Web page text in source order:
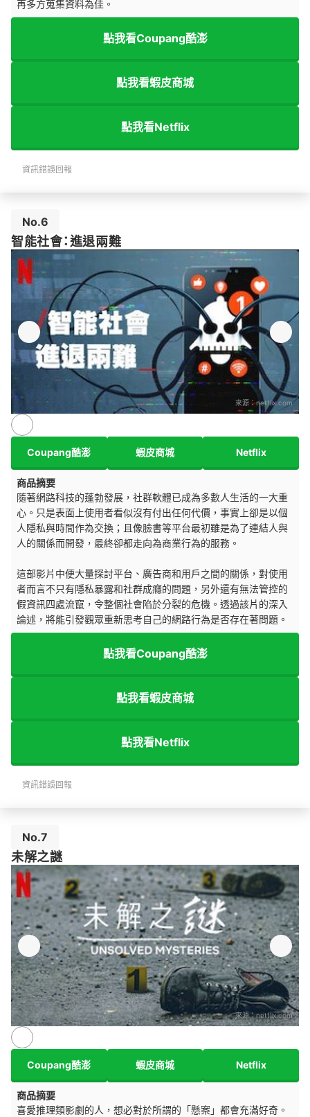
再多方蒐集資料為佳。
點我看Coupang酷澎
點我看蝦皮商城
點我看Netflix
資訊錯誤回報
No.6
智能社會：進退兩難
來源：netflix.com
Coupang酷澎 蝦皮商城 Netflix
商品摘要
隨著網路科技的蓬勃發展，社群軟體已成為多數人生活的一大重
心。只是表面上使用者看似沒有付出任何代價，事實上卻是以個
人隱私與時間作為交換；且像臉書等平台最初雖是為了連結人與
人的關係而開發，最終卻都走向為商業行為的服務。
這部影片中便大量探討平台、廣告商和用戶之間的關係，對使用
者而言不只有隱私暴露和社群成癮的問題，另外還有無法管控的
假資訊四處流竄，令整個社會陷於分裂的危機。透過該片的深入
論述，將能引發觀眾重新思考自己的網路行為是否存在著問題。
點我看Coupang酷澎
點我看蝦皮商城
點我看Netflix
資訊錯誤回報
No.7
未解之謎
來源：netflix.com
Coupang酷澎 蝦皮商城 Netflix
商品摘要
喜愛推理類影劇的人，想必對於所謂的「懸案」都會充滿好奇。